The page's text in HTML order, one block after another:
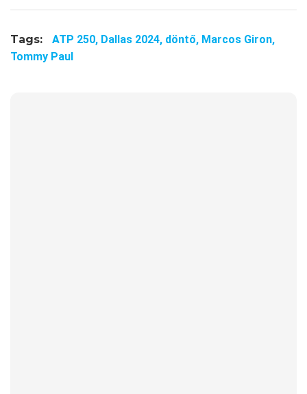
Tags: ATP 250, Dallas 2024, döntő, Marcos Giron,
Tommy Paul